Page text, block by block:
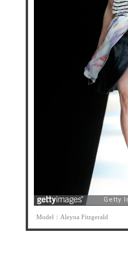
Model：Aleyna Fitzgerald